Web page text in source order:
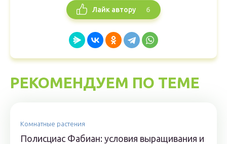
Лайк автору 6
РЕКОМЕНДУЕМ ПО ТЕМЕ
Комнатные растения
Полисциас Фабиан: условия выращивания и